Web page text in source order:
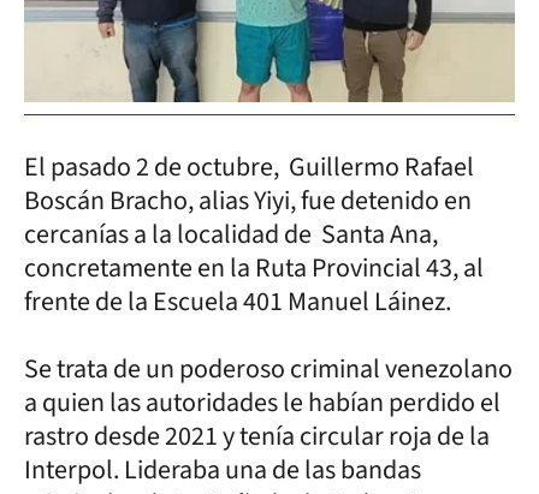
El pasado 2 de octubre, Guillermo Rafael
Boscán Bracho, alias Yiyi, fue detenido en
cercanías a la localidad de Santa Ana,
concretamente en la Ruta Provincial 43, al
frente de la Escuela 401 Manuel Láinez.
Se trata de un poderoso criminal venezolano
a quien las autoridades le habían perdido el
rastro desde 2021 y tenía circular roja de la
Interpol. Lideraba una de las bandas